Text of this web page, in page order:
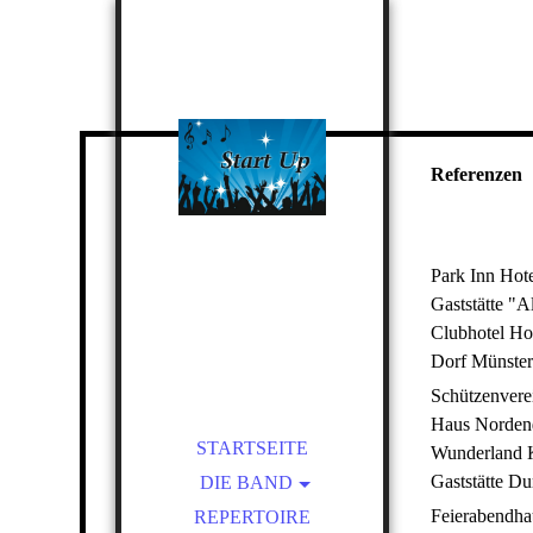
STARTSEITE
DIE BAND
ANNE
REPERTOIRE
Referenzen
Park Inn
Gaststätte
Clubhotel
Dorf
Haus
Wunderland
Gaststätte